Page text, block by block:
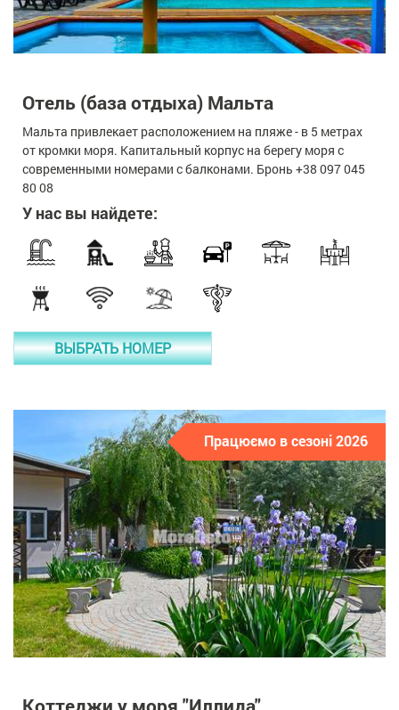
Отель (база отдыха) Мальта
Мальта привлекает расположением на пляже - в 5 метрах
от кромки моря. Капитальный корпус на берегу моря с
современными номерами с балконами. Бронь +38 097 045
80 08
У нас вы найдете:
ВЫБРАТЬ НОМЕР
Працюємо в сезоні 2026